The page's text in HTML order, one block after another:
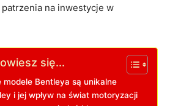
na ⁤inwestycje w
się...
‌modele Bentleya ⁣są⁣ unikalne
⁣i jej wpływ na świat motoryzacji